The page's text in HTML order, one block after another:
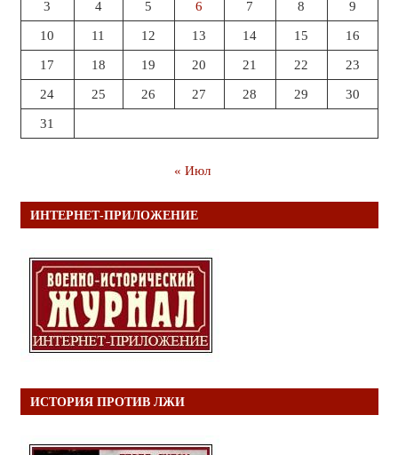
3 4 5 6 7 8 9
10 11 12 13 14 15 16
17 18 19 20 21 22 23
24 25 26 27 28 29 30
31
« Июл
ИНТЕРНЕТ-ПРИЛОЖЕНИЕ
ИСТОРИЯ ПРОТИВ ЛЖИ